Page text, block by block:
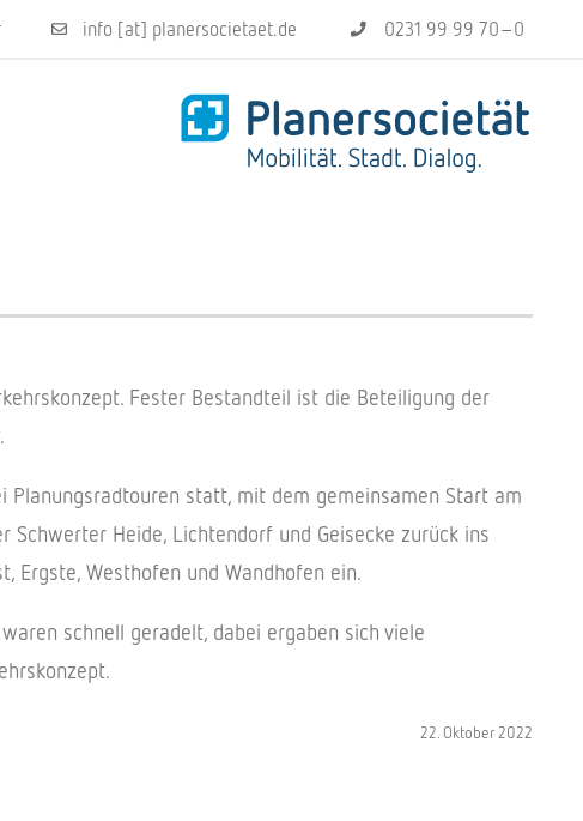
info [at] planersocietaet.de 0231 99 99 70–0
Fester Bestandteil ist die Beteiligung der
statt, mit dem gemeinsamen Start am
Schwerter Heide, Lichtendorf und Geisecke zurück ins
Ergste, Westhofen und Wandhofen ein.
schnell geradelt, dabei ergaben sich viele
22. Oktober 2022